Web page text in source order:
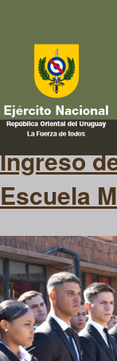
Futuros
Ingreso
Escuela